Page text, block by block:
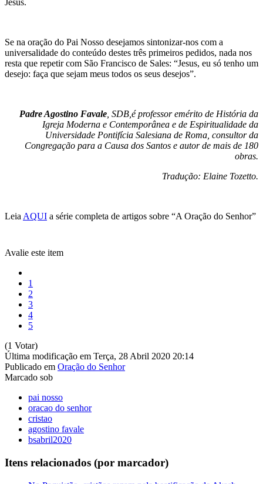
Jesus.
Se na oração do Pai Nosso desejamos sintonizar-nos com a
universalidade do conteúdo destes três primeiros pedidos, nada nos
resta que repetir com São Francisco de Sales: “Jesus, eu só tenho um
desejo: faça que sejam meus todos os seus desejos”.
Padre Agostino Favale , SDB,é professor emérito de História da
Igreja Moderna e Contemporânea e de Espiritualidade da
Universidade Pontifícia Salesiana de Roma, consultor da
Congregação para a Causa dos Santos e autor de mais de 180
obras.
Tradução: Elaine Tozetto.
Leia AQUI a série completa de artigos sobre “A Oração do Senhor”
Avalie este item
1
2
3
4
5
(1 Votar)
Última modificação em Terça, 28 Abril 2020 20:14
Publicado em Oração do Senhor
Marcado sob
pai nosso
oracao do senhor
cristao
agostino favale
bsabril2020
Itens relacionados (por marcador)